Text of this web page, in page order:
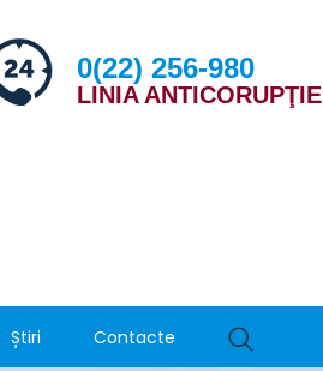
0(22) 256-980
LINIA ANTICORUPŢIE
Știri Contacte